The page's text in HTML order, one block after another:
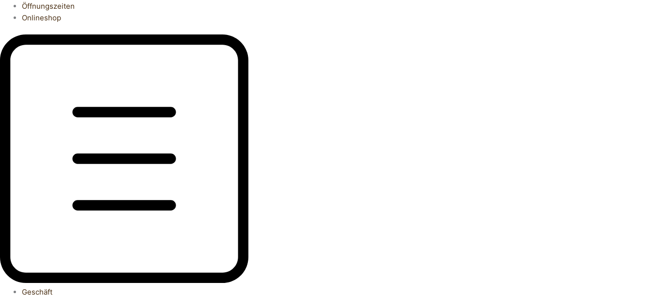
Öffnungszeiten
Onlineshop
Geschäft